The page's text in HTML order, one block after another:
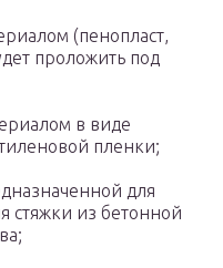
(пенопласт,
проложить под
в виде
пленки;
для
стяжки из бетонной